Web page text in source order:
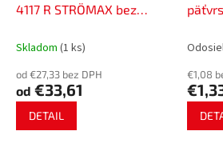
4117 R STRÖMAX bez
vykurovania/chladenia
Skladom (1 ks)
od €27,33 bez DPH
od €33,61
DETAIL
€1,08